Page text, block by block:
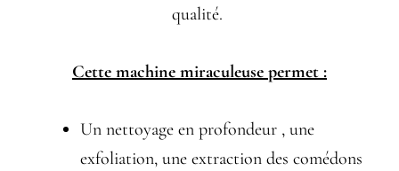
qualité.
Cette machine miraculeuse permet :
Un nettoyage en profondeur , une
exfoliation, une extraction des comédons